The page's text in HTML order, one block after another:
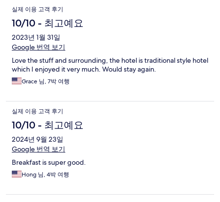
실제 이용 고객 후기
10/10 - 최고예요
2023년 1월 31일
Google 번역 보기
Love the stuff and surrounding, the hotel is traditional style hotel
which I enjoyed it very much. Would stay again.
Grace 님, 7박 여행
실제 이용 고객 후기
10/10 - 최고예요
2024년 9월 23일
Google 번역 보기
Breakfast is super good.
Hong 님, 4박 여행